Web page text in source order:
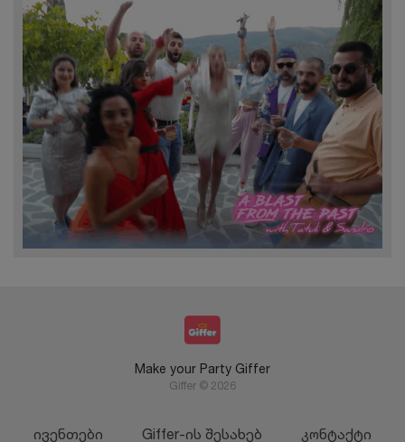
Make your Party Giffer
Giffer © 2026
ივენთები Giffer-ის შესახებ კონტაქტი